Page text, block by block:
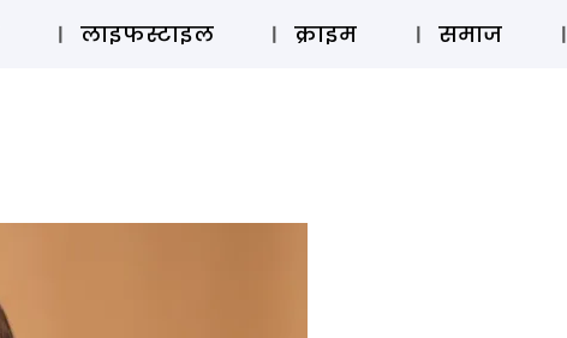
ऑडियो स्टोरी लॉग इन
लाइफस्टाइल क्राइम समाज